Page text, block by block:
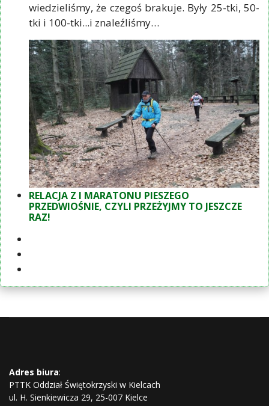
wiedzieliśmy, że czegoś brakuje. Były 25-tki, 50-
tki i 100-tki...i znaleźliśmy…
RELACJA Z I MARATONU PIESZEGO
PRZEDWIOŚNIE, CZYLI PRZEŻYJMY TO JESZCZE
RAZ!
Adres biura:
PTTK Oddział Świętokrzyski w Kielcach
ul. H. Sienkiewicza 29, 25-007 Kielce